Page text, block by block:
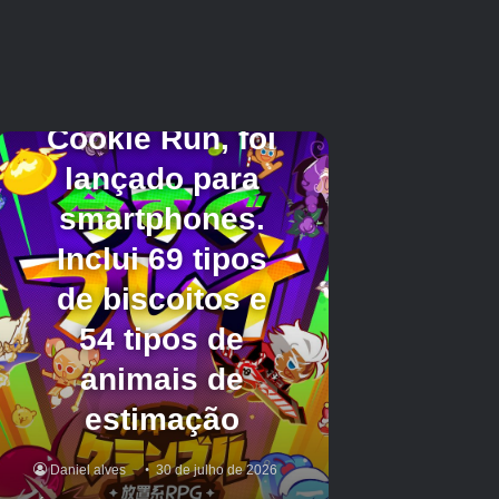
recompensa pela primeira participação.
*Para mais detalhes, consulte o “Aviso” no jogo
“Projeto Sekai”.
■“(Asahina Mafuyu) FELIZ
ANIVERSÁRIO2026 Gacha”
“(Asahina Mafuyu) FELIZ ANIVERSÁRIO
Memórias Gacha” está em andamento!
Período de implementação: 23 de janeiro de
2026 (sexta-feira) 0h00 a 29 de janeiro de 2026
(quinta-feira) 23h59